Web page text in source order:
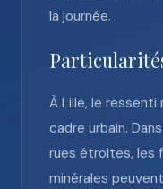
la journée.
À Lille, le
cadre urbain.
rues étroites, les
minérales